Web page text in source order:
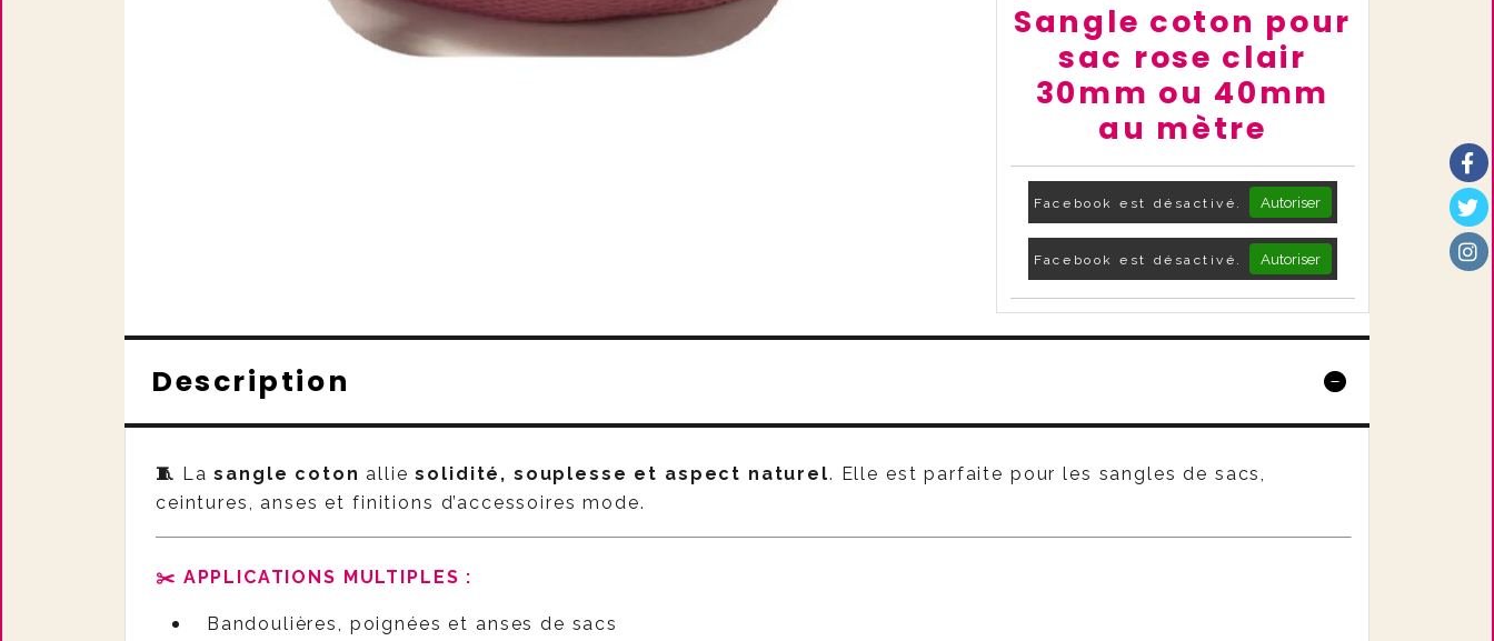
Sangle coton pour
sac rose clair
30mm ou 40mm
au mètre
Facebook est désactivé. Autoriser
Facebook est désactivé. Autoriser
Description
🧵 Lasangle coton alliesolidité, souplesse et aspect naturel. Elle est parfaite pour les sangles de sacs,
ceintures, anses et finitions d’accessoires mode.
✂️ APPLICATIONS MULTIPLES :
Bandoulières, poignées et anses de sacs